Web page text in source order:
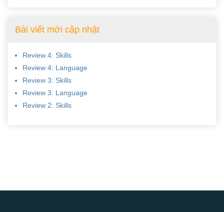
Bài viết mới cập nhật
Review 4: Skills
Review 4: Language
Review 3: Skills
Review 3: Language
Review 2: Skills